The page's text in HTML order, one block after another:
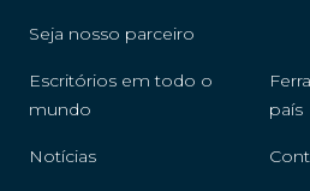
Seja nosso parceiro
Escritórios em todo o
mundo
país
Notícias